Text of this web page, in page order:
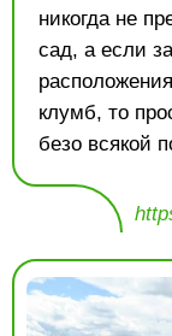
никогда не
сад, а если
клумб, то
безо всякой